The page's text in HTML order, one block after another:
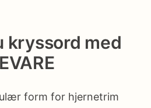
kryssord med
form for hjernetrim